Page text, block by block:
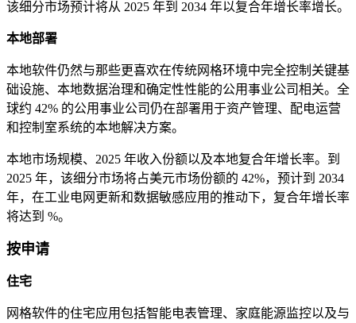
该细分市场预计将从 2025 年到 2034 年以复合年增长率增长。
本地部署
本地软件仍然与那些更喜欢在传统网格环境中完全控制关键基
础设施、本地数据治理和确定性性能的公用事业公司相关。全
球约 42% 的公用事业公司仍在部署用于资产管理、配电运营
和控制室系统的本地解决方案。
本地市场规模、2025 年收入份额以及本地复合年增长率。到
2025 年，该细分市场将占美元市场份额的 42%，预计到 2034
年，在工业电网更新和数据敏感应用的推动下，复合年增长率
将达到 %。
按申请
住宅
网格软件的住宅应用包括智能电表管理、家庭能源监控以及与